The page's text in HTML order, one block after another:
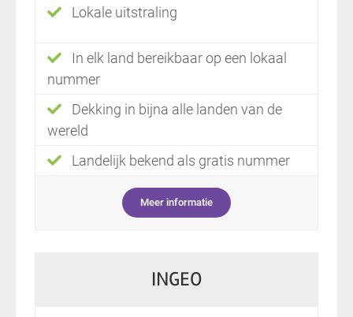
Lokale uitstraling
In elk land bereikbaar op een lokaal
nummer
Dekking in bijna alle landen van de
wereld
Landelijk bekend als gratis nummer
Meer informatie
INGEO